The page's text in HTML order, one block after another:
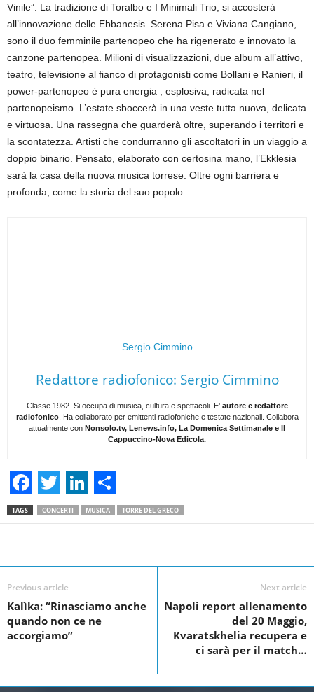
Vinile”. La tradizione di Toralbo e I Minimali Trio, si accosterà
all’innovazione delle Ebbanesis. Serena Pisa e Viviana Cangiano,
sono il duo femminile partenopeo che ha rigenerato e innovato la
canzone partenopea. Milioni di visualizzazioni, due album all’attivo,
teatro, televisione al fianco di protagonisti come Bollani e Ranieri, il
power-partenopeo è pura energia , esplosiva, radicata nel
partenopeismo. L’estate sboccerà in una veste tutta nuova, delicata
e virtuosa. Una rassegna che guarderà oltre, superando i territori e
la scontatezza. Artisti che condurranno gli ascoltatori in un viaggio a
doppio binario. Pensato, elaborato con certosina mano, l’Ekklesia
sarà la casa della nuova musica torrese. Oltre ogni barriera e
profonda, come la storia del suo popolo.
Sergio Cimmino
Redattore radiofonico: Sergio Cimmino
Classe 1982. Si occupa di musica, cultura e spettacoli. E’ autore e redattore
radiofonico. Ha collaborato per emittenti radiofoniche e testate nazionali. Collabora
attualmente con Nonsolo.tv, Lenews.info, La Domenica Settimanale e Il
Cappuccino-Nova Edicola.
F
a
e
b
o
o
T
w
t
t
e
r
L
i
k
e
d
I
S
h
r
TAGS CONCERTI MUSICA TORRE DEL GRECO
Previous article
Kalìka: “Rinasciamo anche
quando non ce ne
accorgiamo”
Next article
Napoli report allenamento
del 20 Maggio,
Kvaratskhelia recupera e
ci sarà per il match…